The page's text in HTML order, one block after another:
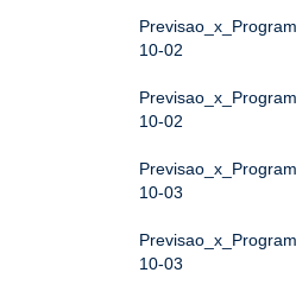
10-02
10-02
10-03
10-03